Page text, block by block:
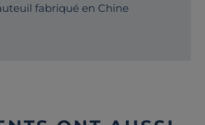
fabriqué en Chine